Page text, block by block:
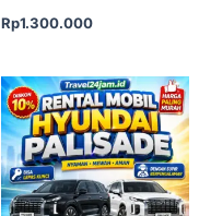
Rp1.300.000